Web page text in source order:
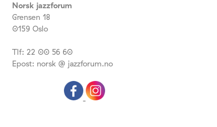
Norsk jazzforum
Grensen 18
0159 Oslo
Tlf: 22 00 56 60
Epost: norsk @ jazzforum.no